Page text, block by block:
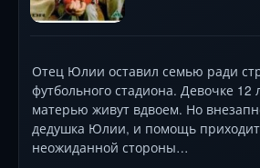
Отец Юлии оставил семью ради
футбольного стадиона. Девочке 12
матерью живут вдвоем. Но
дедушка Юлии, и помощь
неожиданной стороны…